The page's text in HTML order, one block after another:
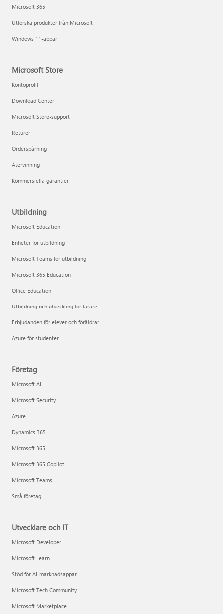
Microsoft 365
Utforska produkter från Microsoft
Windows 11-appar
Microsoft Store
Kontoprofil
Download Center
Microsoft Store-support
Returer
Orderspårning
Återvinning
Kommersiella garantier
Utbildning
Microsoft Education
Enheter för utbildning
Microsoft Teams för utbildning
Microsoft 365 Education
Office Education
Utbildning och utveckling för lärare
Erbjudanden för elever och föräldrar
Azure för studenter
Företag
Microsoft AI
Microsoft Security
Azure
Dynamics 365
Microsoft 365
Microsoft 365 Copilot
Microsoft Teams
Små företag
Utvecklare och IT
Microsoft Developer
Microsoft Learn
Stöd för AI-marknadsappar
Microsoft Tech Community
Microsoft Marketplace